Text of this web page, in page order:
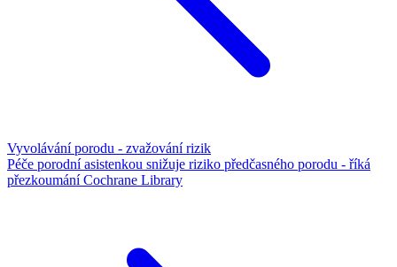
Vyvolávání porodu - zvažování rizik
Péče porodní asistenkou snižuje riziko předčasného porodu - říká
přezkoumání Cochrane Library